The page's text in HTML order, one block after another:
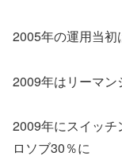
2005年の運用当
2009年はリーマ
2009年にスイッ
ロソブ30％に